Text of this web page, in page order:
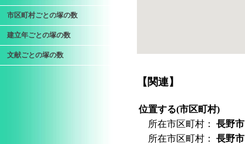
市区町村ごとの塚の数
建立年ごとの塚の数
文献ごとの塚の数
【関連】
位置する(市区町村)
所在市区町村：
長野市
所在市区町村：
長野市